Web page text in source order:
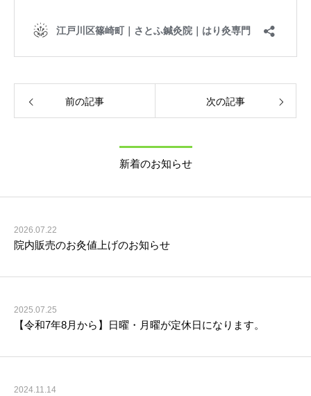
前の記事 次の記事
新着のお知らせ
2026.07.22
院内販売のお灸値上げのお知らせ
2025.07.25
【令和7年8月から】日曜・月曜が定休日になります。
2024.11.14